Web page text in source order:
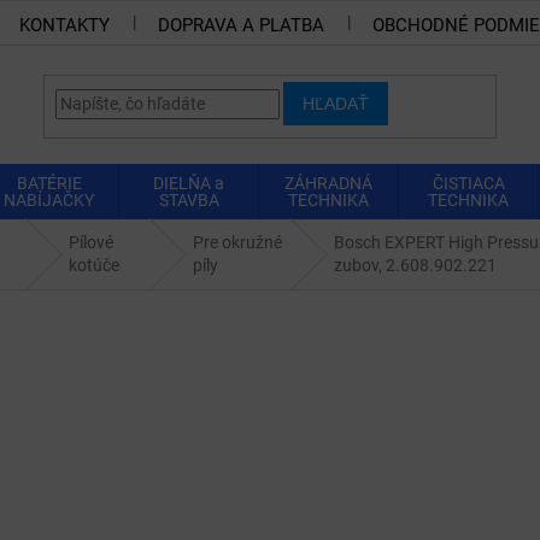
KONTAKTY DOPRAVA A PLATBA OBCHODNÉ
HĽADAŤ
BATÉRIE
NABÍJAČKY
DIELŇA a
STAVBA
ZÁHRADNÁ
TECHNIKA
ČISTIACA
TECHNIKA
Pílové
kotúče
Pre okružné
píly
Bosch EXPERT High
zubov, 2.608.902.221